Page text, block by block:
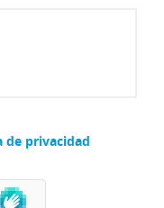
de privacidad